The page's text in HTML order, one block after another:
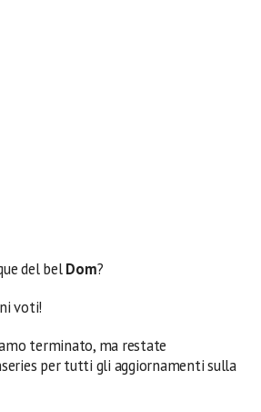
del belDom?
voti!
terminato, ma restate
per tutti gli aggiornamenti sulla